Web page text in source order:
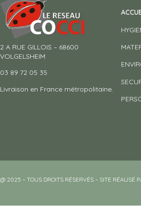
2 A RUE GILLOIS – 68600
VOLGELSHEIM
03 89 72 05 35
Livraison en France métropolitaine.
@ 2025 – TOUS DROITS RÉSERVÉS – SITE RÉALISÉ